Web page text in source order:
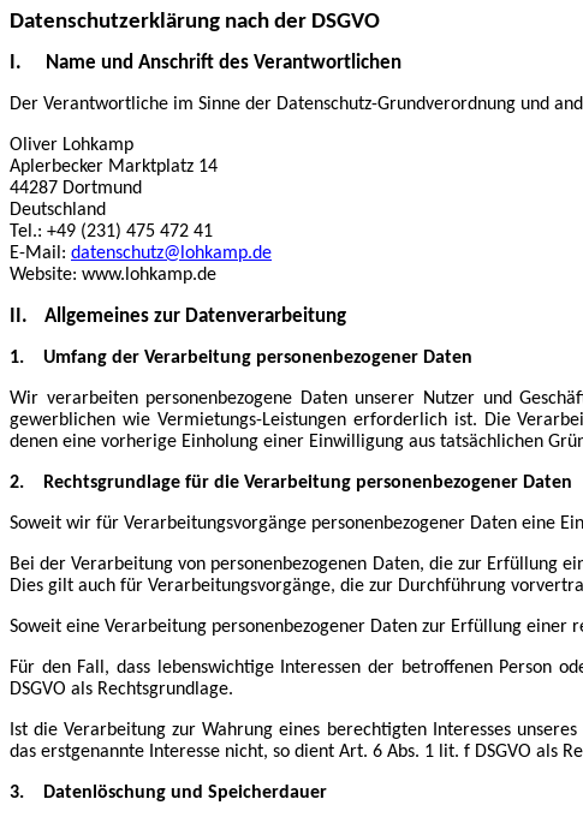
Datenschutzerklärung nach der DSGVO
I. Name und Anschrift des Verantwortlichen
Der Verantwortliche im Sinne der Datenschutz-Grundverordnung und
Oliver Lohkamp
Aplerbecker Marktplatz 14
44287 Dortmund
Deutschland
Tel.: +49 (231) 475 472 41
E-Mail: datenschutz@lohkamp.de
Website: www.lohkamp.de
II. Allgemeines zur Datenverarbeitung
1. Umfang der Verarbeitung personenbezogener Daten
Wir verarbeiten personenbezogene Daten unserer Nutzer und
gewerblichen wie Vermietungs-Leistungen erforderlich ist. Die
denen eine vorherige Einholung einer Einwilligung aus tatsächlichen
2. Rechtsgrundlage für die Verarbeitung personenbezogener Daten
Soweit wir für Verarbeitungsvorgänge personenbezogener Daten eine
Bei der Verarbeitung von personenbezogenen Daten, die zur Erfüllung
Dies gilt auch für Verarbeitungsvorgänge, die zur Durchführung
Soweit eine Verarbeitung personenbezogener Daten zur Erfüllung
Für den Fall, dass lebenswichtige Interessen der betroffenen Person
DSGVO als Rechtsgrundlage.
Ist die Verarbeitung zur Wahrung eines berechtigten Interesses
das erstgenannte Interesse nicht, so dient Art. 6 Abs. 1 lit. f DSGVO als
3. Datenlöschung und Speicherdauer